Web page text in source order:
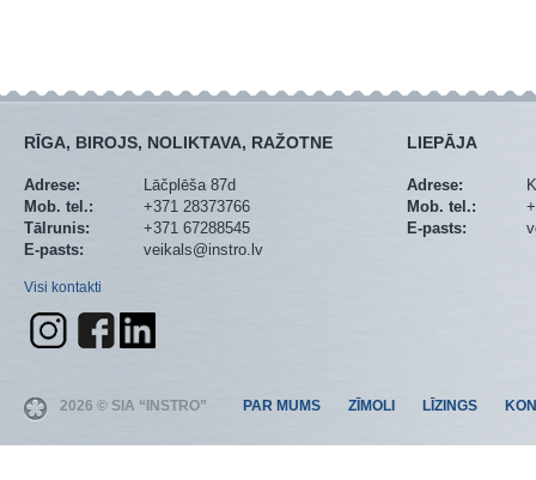
RĪGA, BIROJS, NOLIKTAVA, RAŽOTNE
Adrese:
Lāčplēša 87d
Mob. tel.:
+371 28373766
Tālrunis:
+371 67288545
E-pasts:
veikals@instro.lv
Visi kontakti
LIEPĀJA
Adrese:
Mob. tel.:
E-pasts:
2026 © SIA “INSTRO” PAR MUMS ZĪMOLI LĪZINGS